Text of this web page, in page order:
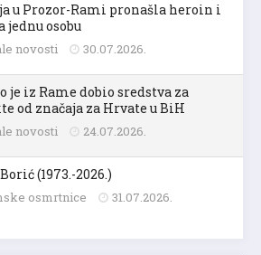
u Prozor-Rami pronašla heroin i
osobu
novosti 30.07.2026.
je iz Rame dobio sredstva za
od značaja za Hrvate u BiH
novosti 24.07.2026.
(1973.-2026.)
osmrtnice 31.07.2026.